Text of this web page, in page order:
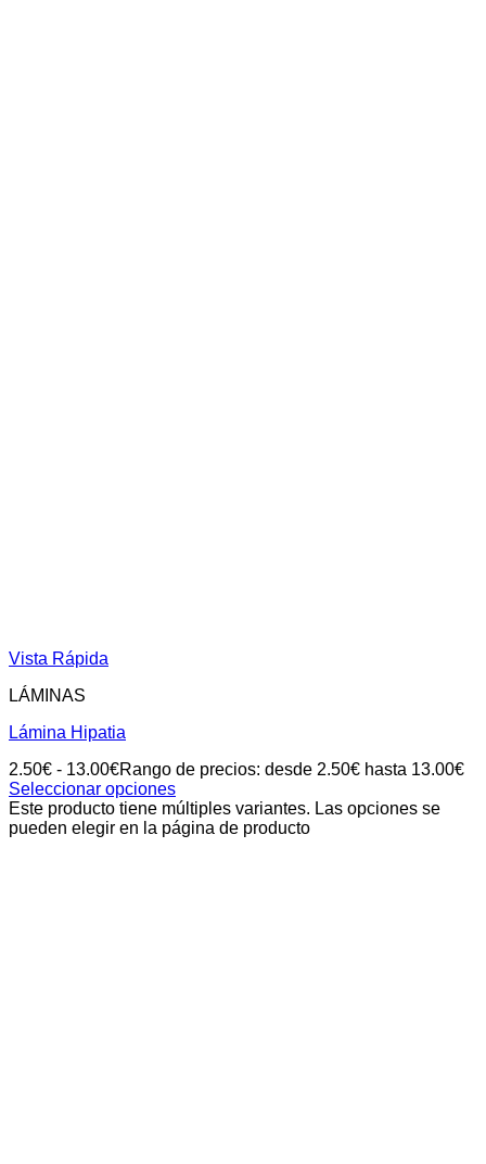
Vista Rápida
LÁMINAS
Lámina Hipatia
2.50€ - 13.00€Rango de precios: desde 2.50€ hasta 13.00€
Seleccionar opciones
Este producto tiene múltiples variantes. Las opciones se
pueden elegir en la página de producto